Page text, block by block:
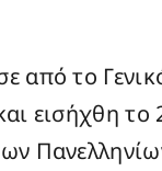
από το
εισήχθη το